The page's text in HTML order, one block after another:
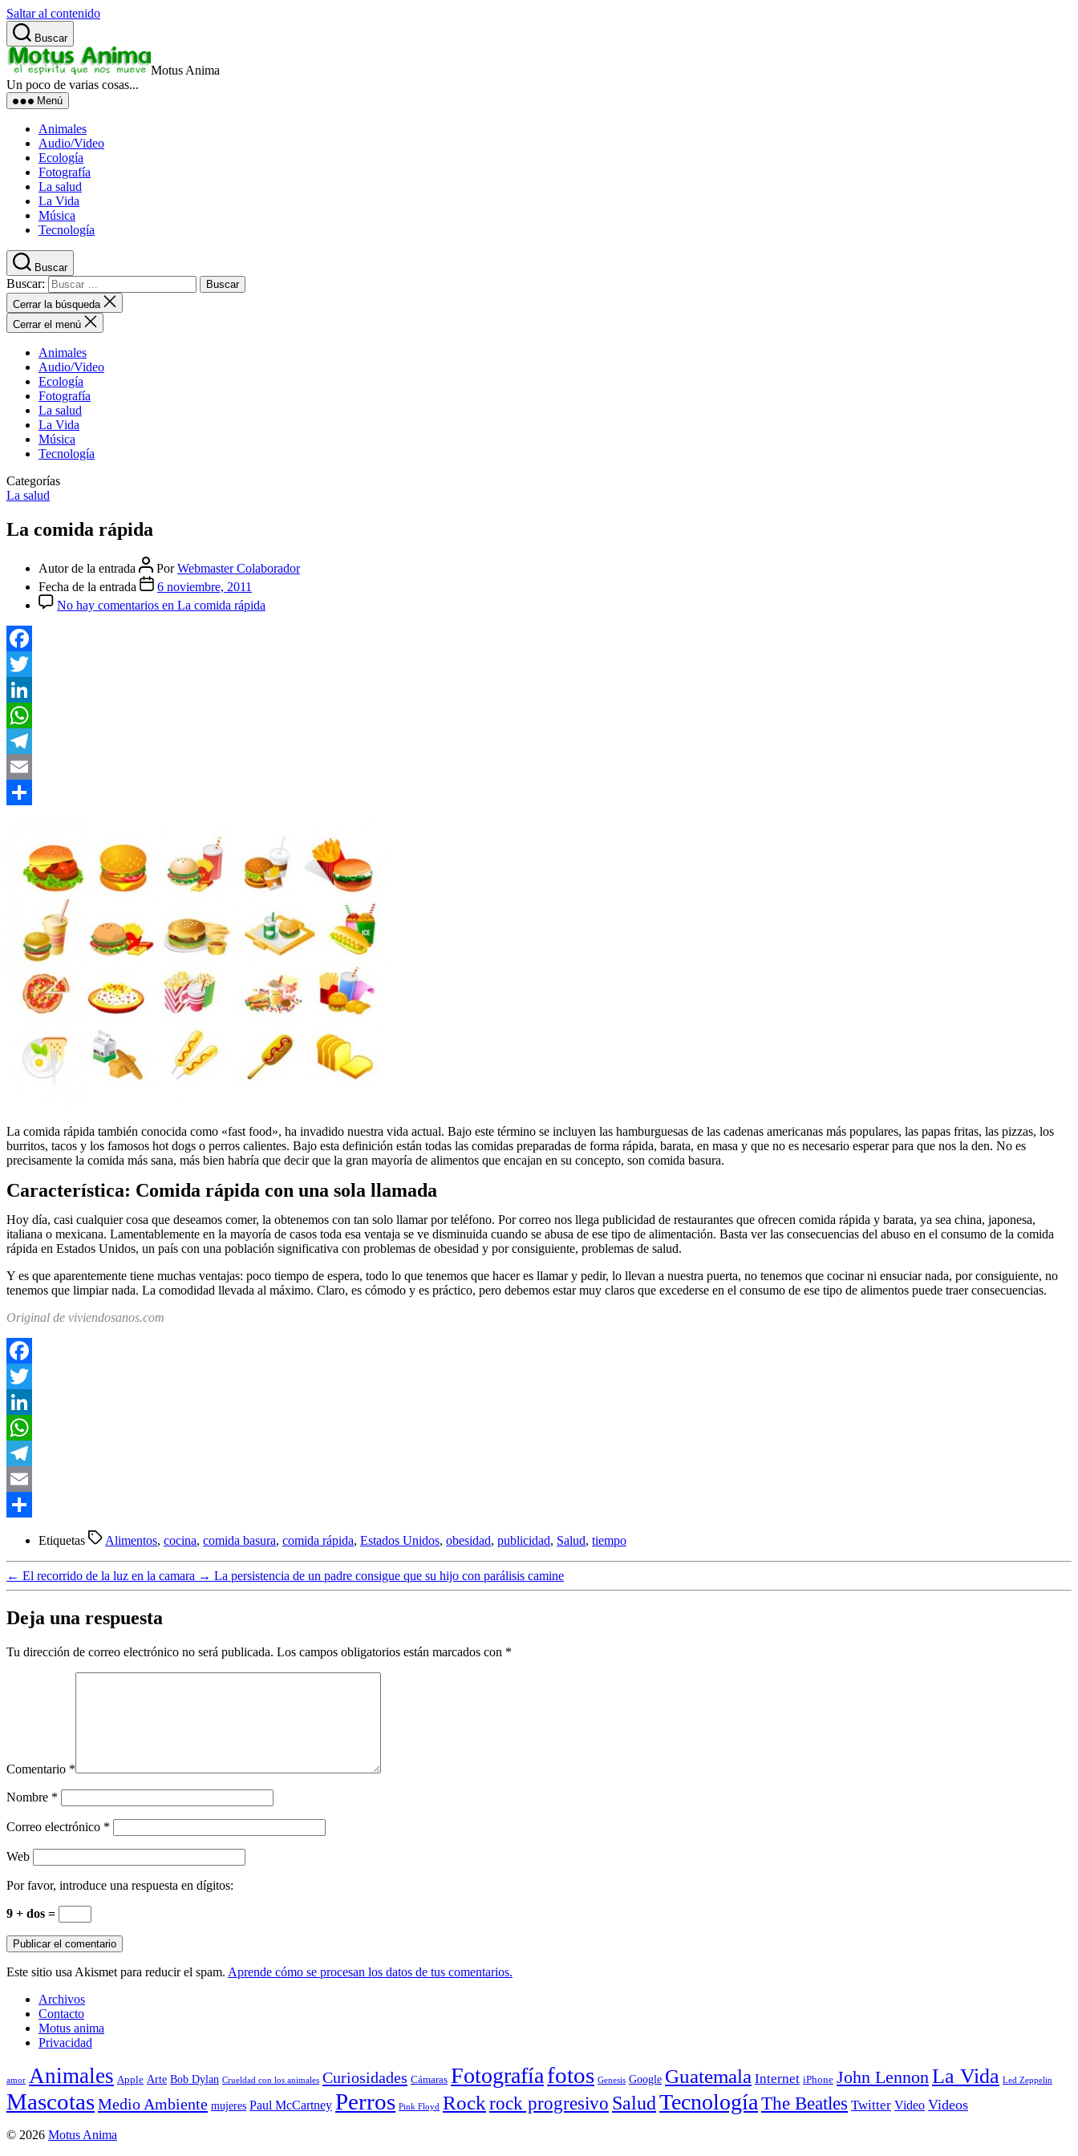
Saltar al contenido
Buscar
Motus Anima
Un poco de varias cosas...
Menú
Animales
Audio/Video
Ecología
Fotografía
La salud
La Vida
Música
Tecnología
Buscar
Buscar:
Cerrar la búsqueda
Cerrar el menú
Animales
Audio/Video
Ecología
Fotografía
La salud
La Vida
Música
Tecnología
Categorías
La salud
La comida rápida
Autor de la entrada PorWebmaster Colaborador
Fecha de la entrada
6 noviembre, 2011
No hay comentarios en La comida rápida
Facebook
Twitter
LinkedIn
WhatsApp
Telegram
Email
La comida rápida también conocida como «fast food», ha invadido nuestra vida actual. Bajo este término se incluyen las hamburguesas de las cadenas americanas más populares, las papas fritas, las pizzas, los
burritos, tacos y los famosos hot dogs o perros calientes. Bajo esta definición están todas las comidas preparadas de forma rápida, barata, en masa y que no es necesario esperar para que nos la den. No es
precisamente la comida más sana, más bien habría que decir que la gran mayoría de alimentos que encajan en su concepto, son comida basura.
Característica: Comida rápida con una sola llamada
Hoy día, casi cualquier cosa que deseamos comer, la obtenemos con tan solo llamar por teléfono. Por correo nos llega publicidad de restaurantes que ofrecen comida rápida y barata, ya sea china, japonesa,
italiana o mexicana. Lamentablemente en la mayoría de casos toda esa ventaja se ve disminuida cuando se abusa de ese tipo de alimentación. Basta ver las consecuencias del abuso en el consumo de la comida
rápida en Estados Unidos, un país con una población significativa con problemas de obesidad y por consiguiente, problemas de salud.
Y es que aparentemente tiene muchas ventajas: poco tiempo de espera, todo lo que tenemos que hacer es llamar y pedir, lo llevan a nuestra puerta, no tenemos que cocinar ni ensuciar nada, por consiguiente, no
tenemos que limpiar nada. La comodidad llevada al máximo. Claro, es cómodo y es práctico, pero debemos estar muy claros que excederse en el consumo de ese tipo de alimentos puede traer consecuencias.
Original de viviendosanos.com
Facebook
Twitter
LinkedIn
WhatsApp
Telegram
Email
Etiquetas Alimentos, cocina, comida basura, comida rápida, Estados Unidos, obesidad, publicidad, Salud, tiempo
← El recorrido de la luz en la camara → La persistencia de un padre consigue que su hijo con parálisis camine
Deja una respuesta
Tu dirección de correo electrónico no será publicada. Los campos obligatorios están marcados con *
Comentario *
Nombre *
Correo electrónico *
Web
Por favor, introduce una respuesta en dígitos:
9 + dos =
Este sitio usa Akismet para reducir el spam. Aprende cómo se procesan los datos de tus comentarios.
Archivos
Contacto
Motus anima
Privacidad
amor Animales Apple Arte Bob Dylan Crueldad con los animales Curiosidades Cámaras Fotografíafotos Genesis Google Guatemala Internet iPhone John Lennon La Vida Led Zeppelin
MascotasMedio Ambiente mujeres Paul McCartney Perros Pink Floyd Rock rock progresivo SaludTecnología The Beatles Twitter Video Videos
© 2026 Motus Anima